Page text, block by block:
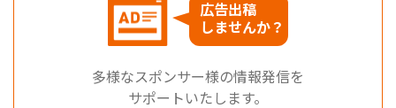
広告出稿
しませんか？
多様なスポンサー様の情報発信を
サポートいたします。